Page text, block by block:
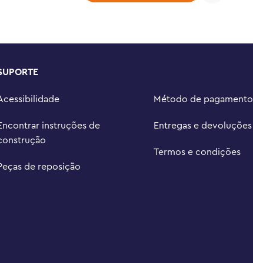
e fãs
de 305 peças
15 cm (6 pol.) de
instruções de
de reposição
Método de pagamento
Entregas e devoluções
Termos e condições